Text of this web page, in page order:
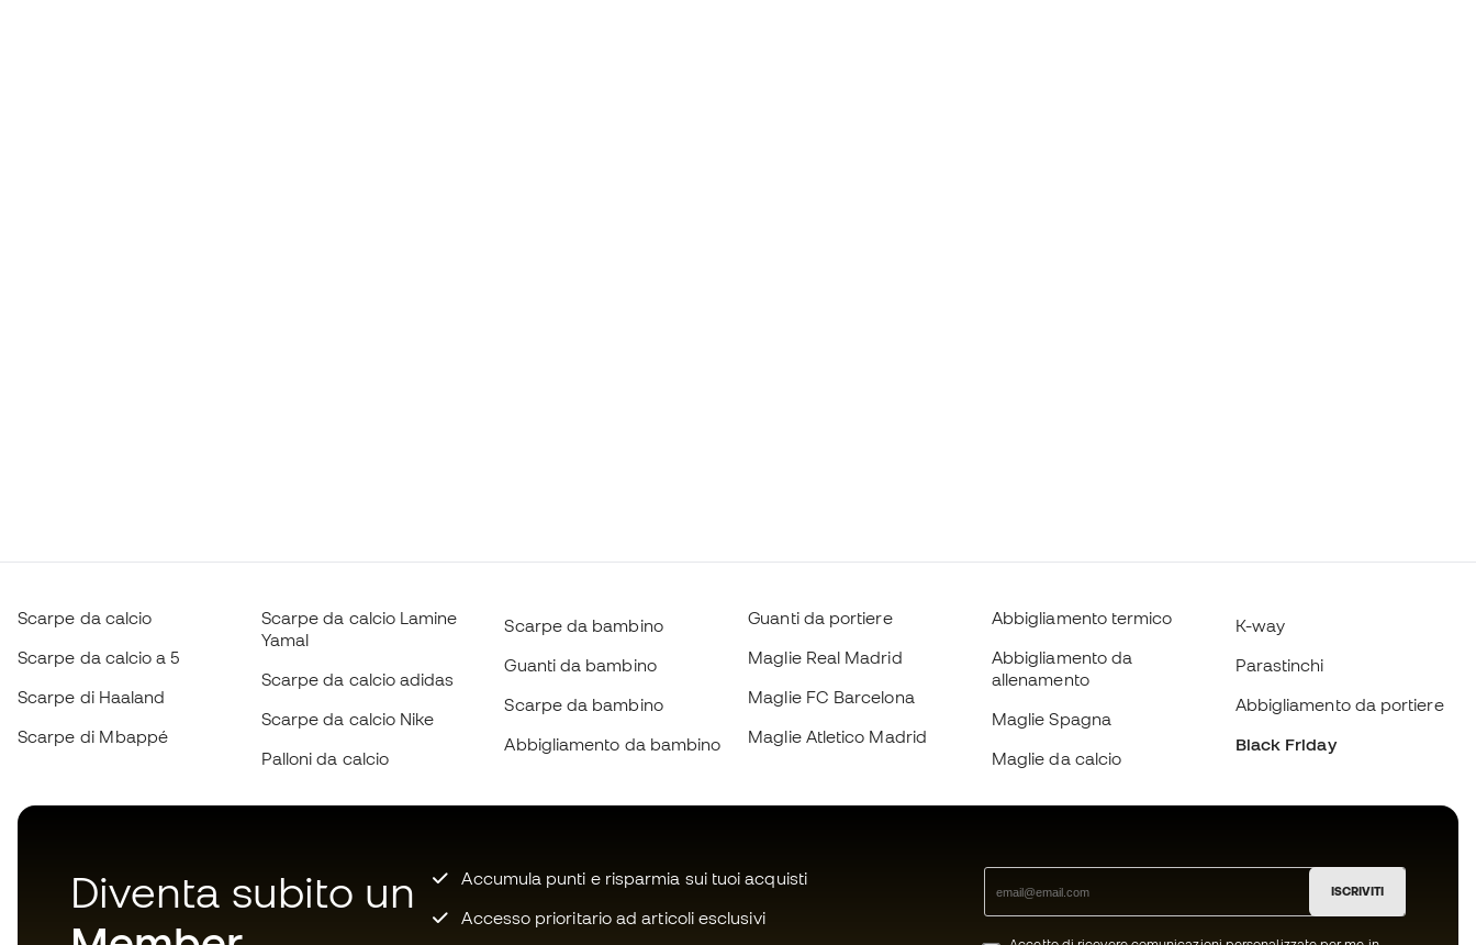
Scarpe da calcio
Scarpe da calcio a 5
Scarpe di Haaland
Scarpe di Mbappé
Scarpe da calcio Lamine
Yamal
Scarpe da calcio adidas
Scarpe da calcio Nike
Palloni da calcio
Scarpe da bambino
Guanti da bambino
Scarpe da bambino
Abbigliamento da bambino
Guanti da portiere
Maglie Real Madrid
Maglie FC Barcelona
Maglie Atletico Madrid
Abbigliamento termico
Abbigliamento da
allenamento
Maglie Spagna
Maglie da calcio
K-way
Parastinchi
Abbigliamento da portiere
Black Friday
Diventa subito un
Accumula punti e risparmia sui tuoi acquisti
Accesso prioritario ad articoli esclusivi
ISCRIVITI